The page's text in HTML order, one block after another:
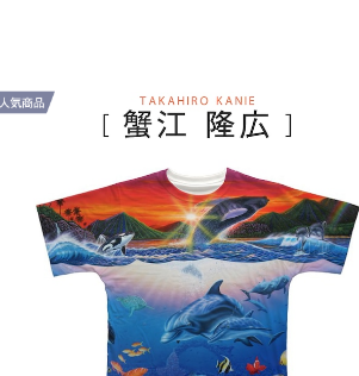
蟹江隆広｜フルグラフィックTシャツ FT-0
00001_002
¥5,940